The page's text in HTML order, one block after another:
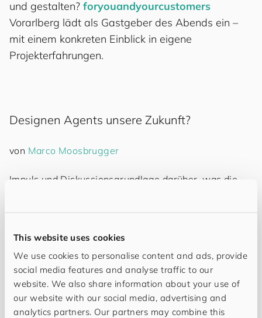
This website uses cookies
We use cookies to personalise content and ads, provide
social media features and analyse traffic to our
website. We also share information about your use of
our website with our social media, advertising and
analytics partners. Our partners may combine this
und gestalten? foryouandyourcustomers
Vorarlberg lädt als Gastgeber des Abends ein –
mit einem konkreten Einblick in eigene
Projekterfahrungen.
Designen Agents unsere Zukunft?
von Marco Moosbrugger
Impuls und Diskussionsgrundlage darüber, was die
Im Sprint mit AI
von Sophie Pilz